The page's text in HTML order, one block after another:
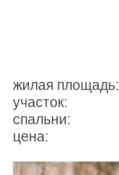
жилая площадь:
участок:
спальни:
ценa: